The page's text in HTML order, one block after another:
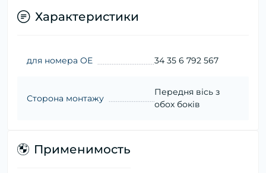
Характеристики
для номера OE 34 35 6 792 567
Сторона монтажу
Передня вісь з
обох боків
Применимость